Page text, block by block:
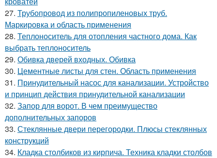
27. Трубопровод из полипропиленовых труб.
Маркировка и область применения
28. Теплоноситель для отопления частного дома. Как
выбрать теплоноситель
29. Обивка дверей входных. Обивка
30. Цементные листы для стен. Область применения
31. Принудительный насос для канализации. Устройство
и принцип действия принудительной канализации
32. Запор для ворот. В чем преимущество
дополнительных запоров
33. Стеклянные двери перегородки. Плюсы стеклянных
конструкций
34. Кладка столбиков из кирпича. Техника кладки столбов